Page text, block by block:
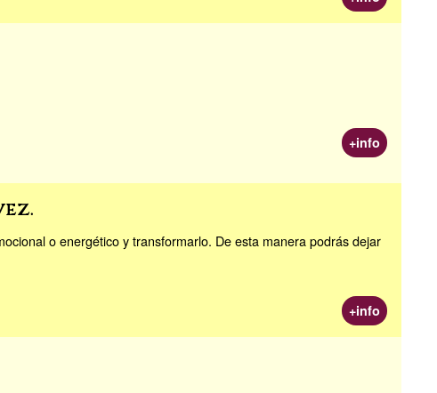
+info
o energético y transformarlo. De esta manera podrás dejar
+info